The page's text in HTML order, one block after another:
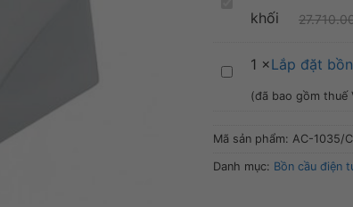
điện
AC-
1035/CW-
khối
Lắp
bồn
cầu
1 ×Lắp đặt
(đã bao gồm thuế
Mã sản phẩm: AC-1035/
Danh mục: Bồn cầu điện